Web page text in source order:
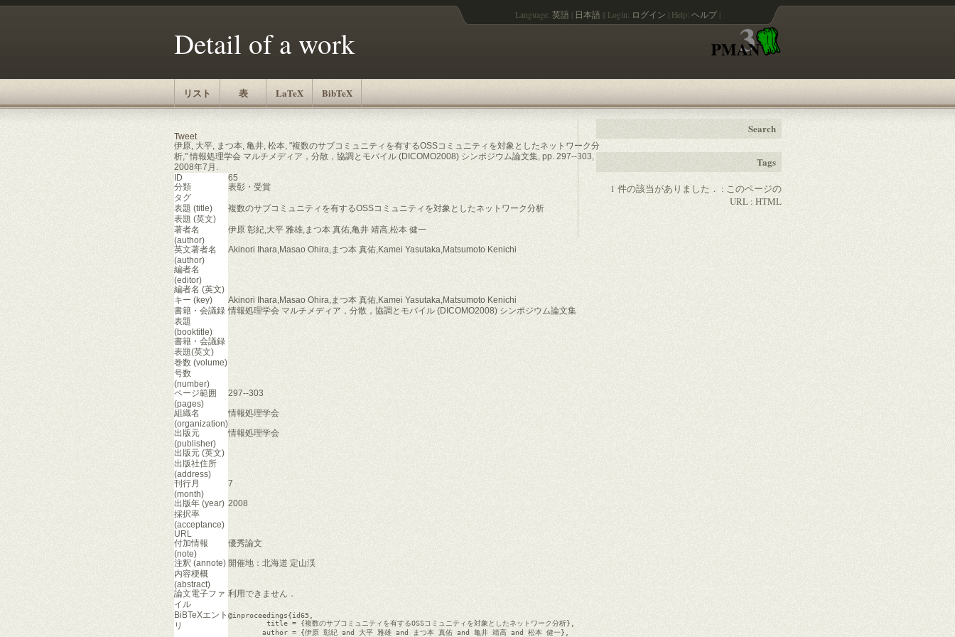
Language: 英語 | 日本語 || Login: ログイン | Help: ヘルプ |
Detail of a work
リスト 表 LaTeX BibTeX
Tweet
伊原, 大平, まつ本, 亀井, 松本, "複数のサブコミュニティを有するOSSコミュニティを対象としたネットワーク分
析," 情報処理学会 マルチメディア，分散，協調とモバイル (DICOMO2008) シンポジウム論文集, pp. 297--303,
2008年7月.
ID
65
分類
表彰・受賞
タグ
表題 (title)
複数のサブコミュニティを有するOSSコミュニティを対象としたネットワーク分析
表題 (英文)
著者名
(author)
伊原 彰紀,大平 雅雄,まつ本 真佑,亀井 靖高,松本 健一
英文著者名
(author)
Akinori Ihara,Masao Ohira,まつ本 真佑,Kamei Yasutaka,Matsumoto Kenichi
編者名
(editor)
編者名 (英文)
キー (key)
Akinori Ihara,Masao Ohira,まつ本 真佑,Kamei Yasutaka,Matsumoto Kenichi
書籍・会議録
表題
(booktitle)
情報処理学会 マルチメディア，分散，協調とモバイル (DICOMO2008) シンポジウム論文集
書籍・会議録
表題(英文)
巻数 (volume)
号数
(number)
ページ範囲
(pages)
297--303
組織名
(organization)
情報処理学会
出版元
(publisher)
情報処理学会
出版元 (英文)
出版社住所
(address)
刊行月
(month)
7
出版年 (year) 2008
採択率
(acceptance)
URL
付加情報
(note)
優秀論文
注釈 (annote) 開催地：北海道 定山渓
内容梗概
(abstract)
論文電子ファ
イル
利用できません．
BiBTeXエント
リ
@inproceedings{id65,
         title = {複数のサブコミュニティを有するOSSコミュニティを対象としたネットワーク分析},
        author = {伊原 彰紀 and 大平 雅雄 and まつ本 真佑 and 亀井 靖高 and 松本 健一},
Search
Tags
1 件の該当がありました． : このページの
URL: HTML